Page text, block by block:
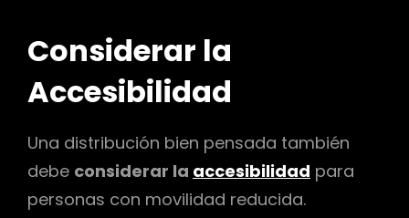
Considerar la
Accesibilidad
Una distribución bien pensada también
debe considerar la accesibilidad para
personas con movilidad reducida.